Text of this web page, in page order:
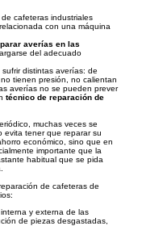
cafeteras industriales
con una máquina
averías en las
del adecuado
distintas averías: de
tienen presión, no calientan
averías no se pueden prever
técnico de reparación de
muchas veces se
evita tener que reparar su
económico, sino que en
importante que la
habitual que se pida
de cafeteras de
y externa de las
de piezas desgastadas,